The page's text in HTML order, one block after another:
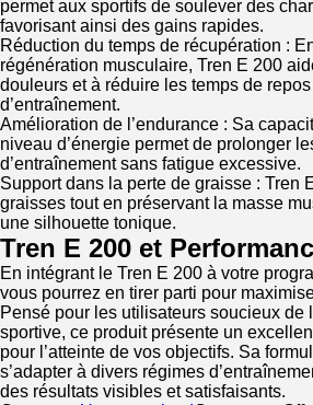
permet aux sportifs de soulever des
favorisant ainsi des gains rapides.
Réduction du temps de récupération :
régénération musculaire, Tren E 200
douleurs et à réduire les temps de
d’entraînement.
Amélioration de l’endurance : Sa
niveau d’énergie permet de prolonger
d’entraînement sans fatigue excessive.
Support dans la perte de graisse : Tren
graisses tout en préservant la masse
une silhouette tonique.
Tren E 200 et
En intégrant le Tren E 200 à votre
vous pourrez en tirer parti pour
Pensé pour les utilisateurs soucieux de
sportive, ce produit présente un
pour l’atteinte de vos objectifs. Sa
s’adapter à divers régimes
des résultats visibles et satisfaisants.